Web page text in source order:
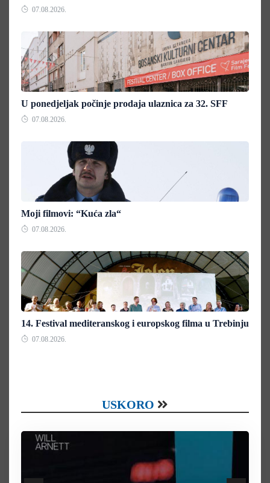
07.08.2026.
U ponedjeljak počinje prodaja ulaznica za 32. SFF
07.08.2026.
Moji filmovi: “Kuća zla“
07.08.2026.
14. Festival mediteranskog i europskog filma u Trebinju
07.08.2026.
USKORO